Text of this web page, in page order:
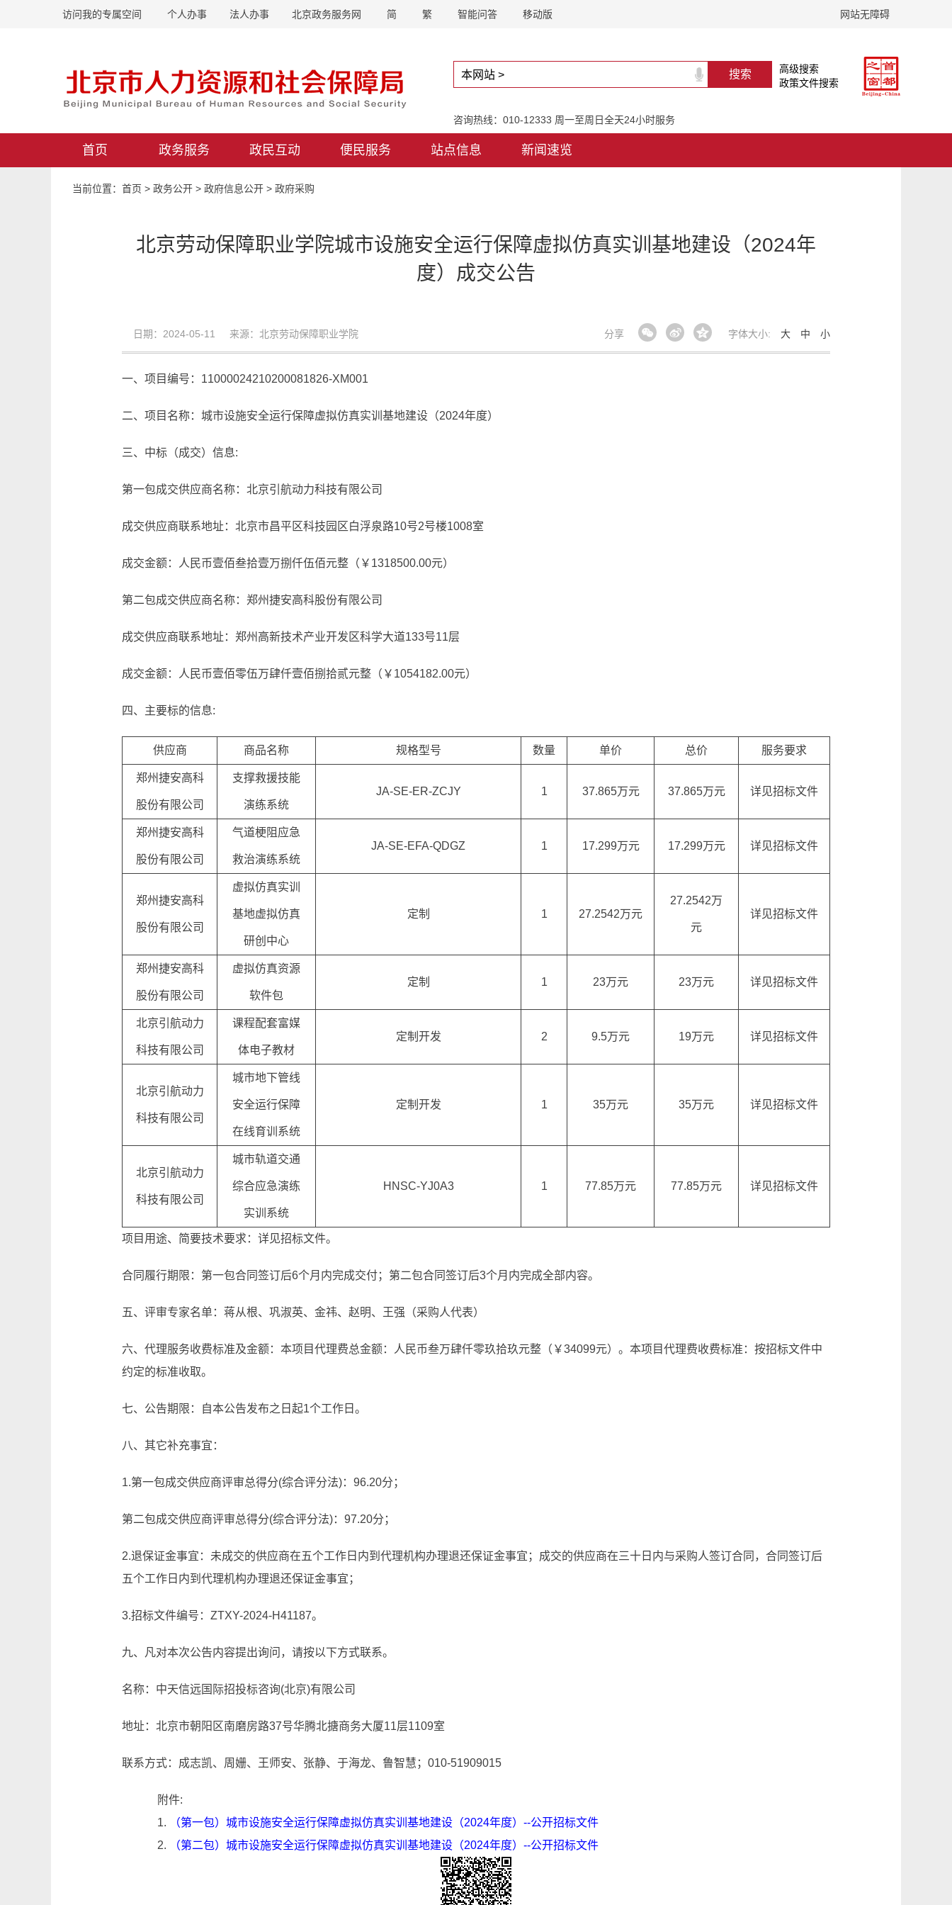
访问我的专属空间 个人办事 法人办事 北京政务服务网 简 繁 智能问答 移动版 网站无障碍
高级搜索
政策文件搜索
咨询热线：010-12333 周一至周日全天24小时服务
首页 政务服务 政民互动 便民服务 站点信息 新闻速览
当前位置： 首页 > 政务公开 > 政府信息公开 > 政府采购
北京劳动保障职业学院城市设施安全运行保障虚拟仿真实训基地建设（2024年
度）成交公告
日期：2024-05-11 来源：北京劳动保障职业学院 字体大小: 大 中 小
分享
一、项目编号：11000024210200081826-XM001
二、项目名称：城市设施安全运行保障虚拟仿真实训基地建设（2024年度）
三、中标（成交）信息:
第一包成交供应商名称：北京引航动力科技有限公司
成交供应商联系地址：北京市昌平区科技园区白浮泉路10号2号楼1008室
成交金额：人民币壹佰叁拾壹万捌仟伍佰元整（￥1318500.00元）
第二包成交供应商名称：郑州捷安高科股份有限公司
成交供应商联系地址：郑州高新技术产业开发区科学大道133号11层
成交金额：人民币壹佰零伍万肆仟壹佰捌拾贰元整（￥1054182.00元）
四、主要标的信息:
供应商 商品名称 规格型号 数量 单价 总价 服务要求
郑州捷安高科
股份有限公司
支撑救援技能
演练系统
JA-SE-ER-ZCJY 1 37.865万元 37.865万元 详见招标文件
郑州捷安高科
股份有限公司
气道梗阻应急
救治演练系统
JA-SE-EFA-QDGZ 1 17.299万元 17.299万元 详见招标文件
郑州捷安高科
股份有限公司
虚拟仿真实训
基地虚拟仿真
研创中心
定制 1 27.2542万元
27.2542万
元
详见招标文件
郑州捷安高科
股份有限公司
虚拟仿真资源
软件包
定制 1 23万元 23万元 详见招标文件
北京引航动力
科技有限公司
课程配套富媒
体电子教材
定制开发 2 9.5万元 19万元 详见招标文件
北京引航动力
科技有限公司
城市地下管线
安全运行保障
在线育训系统
定制开发 1 35万元 35万元 详见招标文件
北京引航动力
科技有限公司
城市轨道交通
综合应急演练
实训系统
HNSC-YJ0A3 1 77.85万元 77.85万元 详见招标文件
项目用途、简要技术要求：详见招标文件。
合同履行期限：第一包合同签订后6个月内完成交付；第二包合同签订后3个月内完成全部内容。
五、评审专家名单：蒋从根、巩淑英、金祎、赵明、王强（采购人代表）
六、代理服务收费标准及金额：本项目代理费总金额：人民币叁万肆仟零玖拾玖元整（￥34099元）。本项目代理费收费标准：按招标文件中
约定的标准收取。
七、公告期限：自本公告发布之日起1个工作日。
八、其它补充事宜：
1.第一包成交供应商评审总得分(综合评分法)：96.20分；
第二包成交供应商评审总得分(综合评分法)：97.20分；
2.退保证金事宜：未成交的供应商在五个工作日内到代理机构办理退还保证金事宜；成交的供应商在三十日内与采购人签订合同，合同签订后
五个工作日内到代理机构办理退还保证金事宜；
3.招标文件编号：ZTXY-2024-H41187。
九、凡对本次公告内容提出询问，请按以下方式联系。
名称：中天信远国际招投标咨询(北京)有限公司
地址：北京市朝阳区南磨房路37号华腾北搪商务大厦11层1109室
联系方式：成志凯、周姗、王师安、张静、于海龙、鲁智慧；010-51909015
附件:
1.
（第一包）城市设施安全运行保障虚拟仿真实训基地建设（2024年度）--公开招标文件
2.
（第二包）城市设施安全运行保障虚拟仿真实训基地建设（2024年度）--公开招标文件